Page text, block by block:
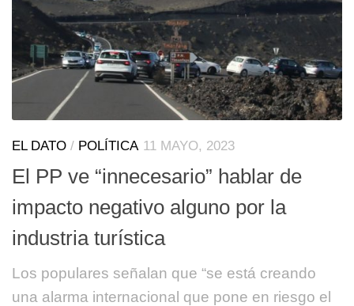
EL DATO / POLÍTICA 11 MAYO, 2023
El PP ve “innecesario” hablar de
impacto negativo alguno por la
industria turística
Los populares señalan que “se está creando
una alarma internacional que pone en riesgo el